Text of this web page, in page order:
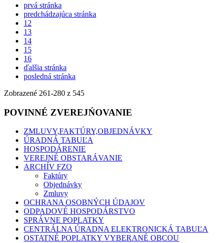
prvá stránka
predchádzajúca stránka
12
13
14
15
16
ďalšia stránka
posledná stránka
Zobrazené 261-280 z 545
POVINNÉ ZVEREJŃOVANIE
ZMLUVY,FAKTÚRY,OBJEDNÁVKY
ÚRADNÁ TABUĽA
HOSPODÁRENIE
VEREJNÉ OBSTARÁVANIE
ARCHÍV FZO
Faktúry
Objednávky
Zmluvy
OCHRANA OSOBNÝCH ÚDAJOV
ODPADOVÉ HOSPODÁRSTVO
SPRÁVNE POPLATKY
CENTRÁLNA ÚRADNA ELEKTRONICKÁ TABUĽA
OSTATNÉ POPLATKY VYBERANÉ OBCOU